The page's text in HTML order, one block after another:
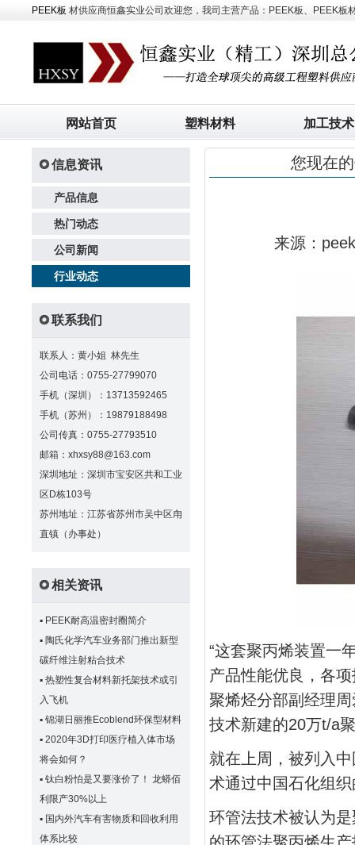
PEEK板 材供应商恒鑫实业公司欢迎您，我司主营产品：PEEK板、PEEK板
网站首页 塑料材料 加工技术
信息资讯
产品信息
热门动态
公司新闻
行业动态
联系我们
联系人：黄小姐 林先生
公司电话：0755-27799070
手机（深圳）：13713592465
手机（苏州）：19879188498
公司传真：0755-27793510
邮箱：xhxsy88@163.com
深圳地址：深圳市宝安区共和工业
区D栋103号
苏州地址：江苏省苏州市吴中区甪
直镇（办事处）
相关资讯
▪ PEEK耐高温密封圈简介
▪ 陶氏化学汽车业务部门推出新型
碳纤维注射粘合技术
▪ 热塑性复合材料新托架技术或引
入飞机
▪ 锦湖日丽推Ecoblend环保型材料
▪ 2020年3D打印医疗植入体市场
将会如何？
▪ 钛白粉怕是又要涨价了！ 龙蟒佰
利限产30%以上
▪ 国内外汽车有害物质和回收利用
体系比较
您现在
来源：
“这套聚丙烯装置一
产品性能优良，各
聚烯烃分部副经理
技术新建的20万t/a
就在上周，被列入
术通过中国石化组
环管法技术被认为